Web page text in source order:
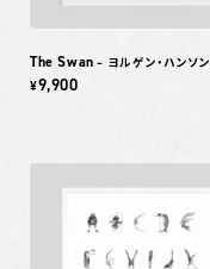
The Swan – ヨルゲン・ハンソン
¥9,900